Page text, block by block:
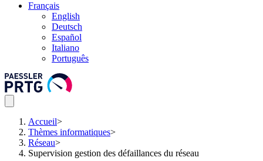
Français
English
Deutsch
Español
Italiano
Português
Accueil>
Thèmes informatiques>
Réseau>
Supervision gestion des défaillances du réseau